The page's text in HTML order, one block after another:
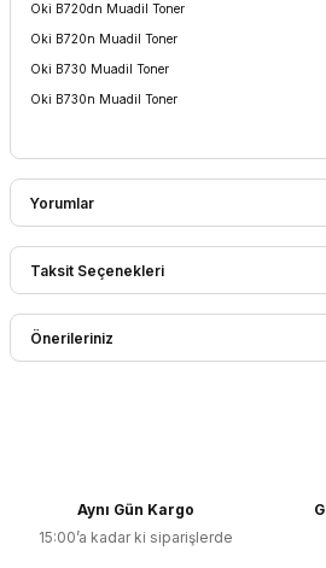
Oki B720dn Muadil Toner
Oki B720n Muadil Toner
Oki B730 Muadil Toner
Oki B730n Muadil Toner
Yorumlar
Bu ürüne ilk yorumu
Taksit Seçenekleri
Önerileriniz
Ürün resmi kalitesiz, bozuk veya
Aynı Gün Kargo
15:00’a kadar ki siparişlerde